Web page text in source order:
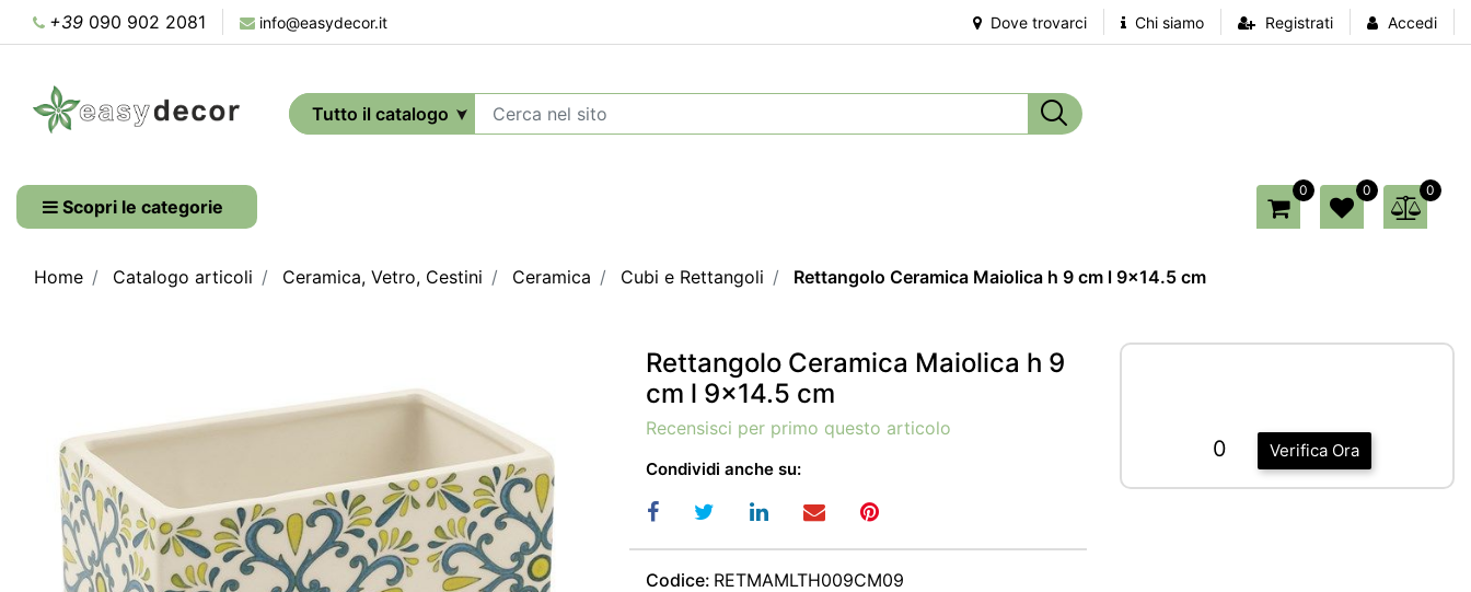
+39 090 902 2081 info@easydecor.it Dove trovarci Chi siamo Registrati Accedi
Scopri le categorie
0 0 0
Home Catalogo articoli Ceramica, Vetro, Cestini Ceramica Cubi e Rettangoli Rettangolo Ceramica Maiolica h 9 cm l 9x14.5 cm
Rettangolo Ceramica Maiolica h 9
cm l 9x14.5 cm
Recensisci per primo questo articolo
Condividi anche su:
Codice: RETMAMLTH009CM09
Verifica Ora
0